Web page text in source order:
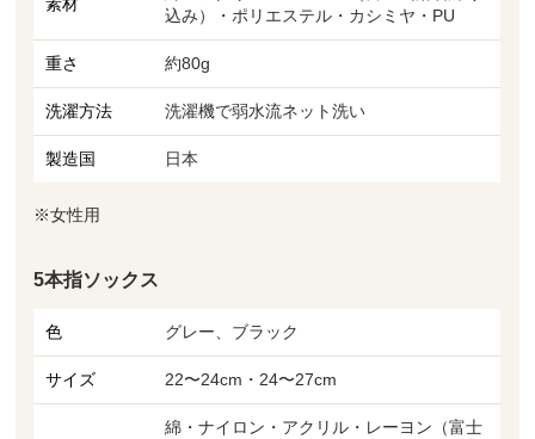
素材
込み）・ポリエステル・カシミヤ・PU
重さ 約80g
洗濯方法 洗濯機で弱水流ネット洗い
製造国 日本
※女性用
5本指ソックス
色 グレー、ブラック
サイズ 22〜24cm・24〜27cm
綿・ナイロン・アクリル・レーヨン（富士